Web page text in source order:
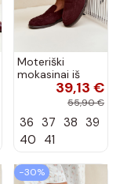
Moteriški
mokasinai iš
dirbtinės
zomšos, bordo
39,13 €
55,90 €
36 37 38 39
40 41
−30%